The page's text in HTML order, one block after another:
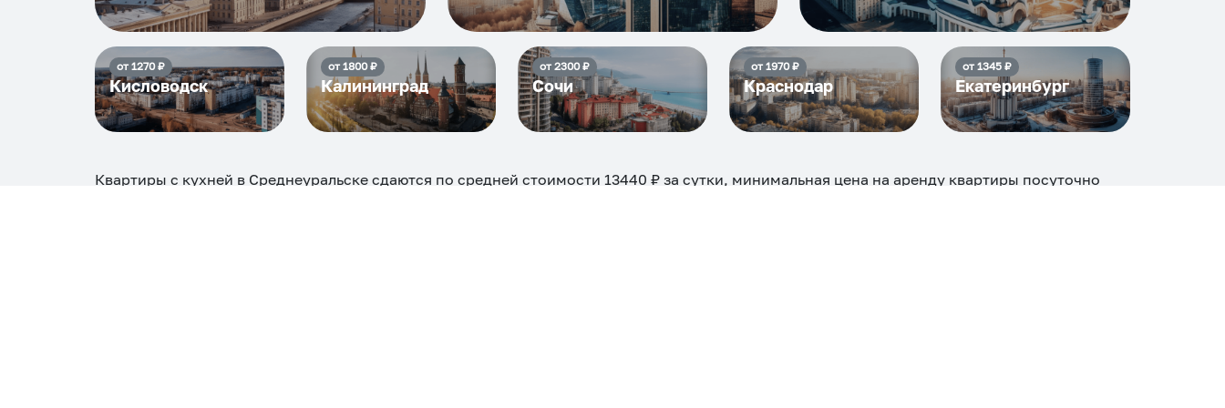
от 1270₽
Кисловодск
от 1800₽
Калининград
от 2300₽
Сочи
от 1970₽
Краснодар
от 1345₽
Екатеринбург
Квартиры с кухней в Среднеуральске сдаются по средней стоимости 13440 ₽ за сутки, минимальная цена на аренду квартиры посуточно